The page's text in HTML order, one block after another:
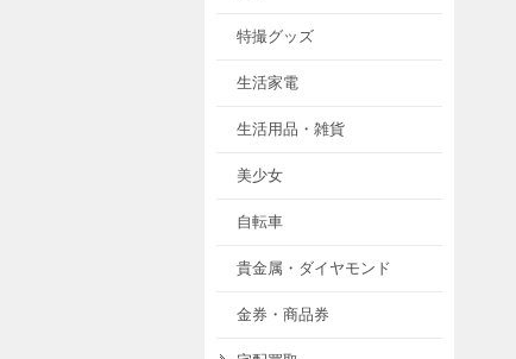
特撮グッズ
生活家電
生活用品・雑貨
美少女
自転車
貴金属・ダイヤモンド
金券・商品券